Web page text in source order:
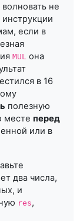
волновать не
инструкции
если в
MUL она
в 16
полезную
месте перед
или в
два числа,
и
res,